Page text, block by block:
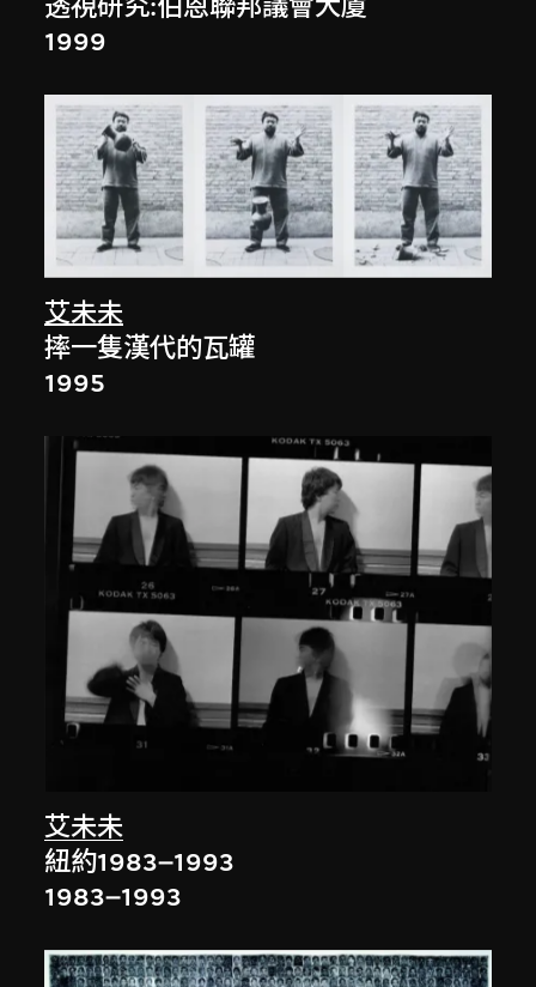
透視研究:伯恩聯邦議會大廈
1999
艾未未
摔一隻漢代的瓦罐
1995
艾未未
紐約1983–1993
1983–1993